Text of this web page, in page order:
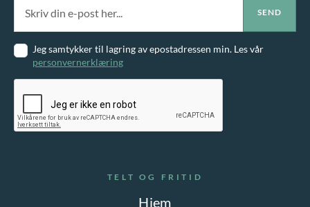
TELT OG FRITID
Hjem
Jeg samtykker til lagring av epostadressen min. Les vår
personvernerklæring